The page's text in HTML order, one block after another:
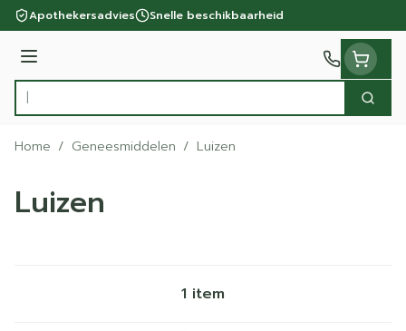
Ga naar de inhoud
Apothekersadvies Snelle beschikbaarheid
Menu
Product, merk, categorie...
Zoek
Home / Geneesmiddelen / Luizen
Luizen
1 item